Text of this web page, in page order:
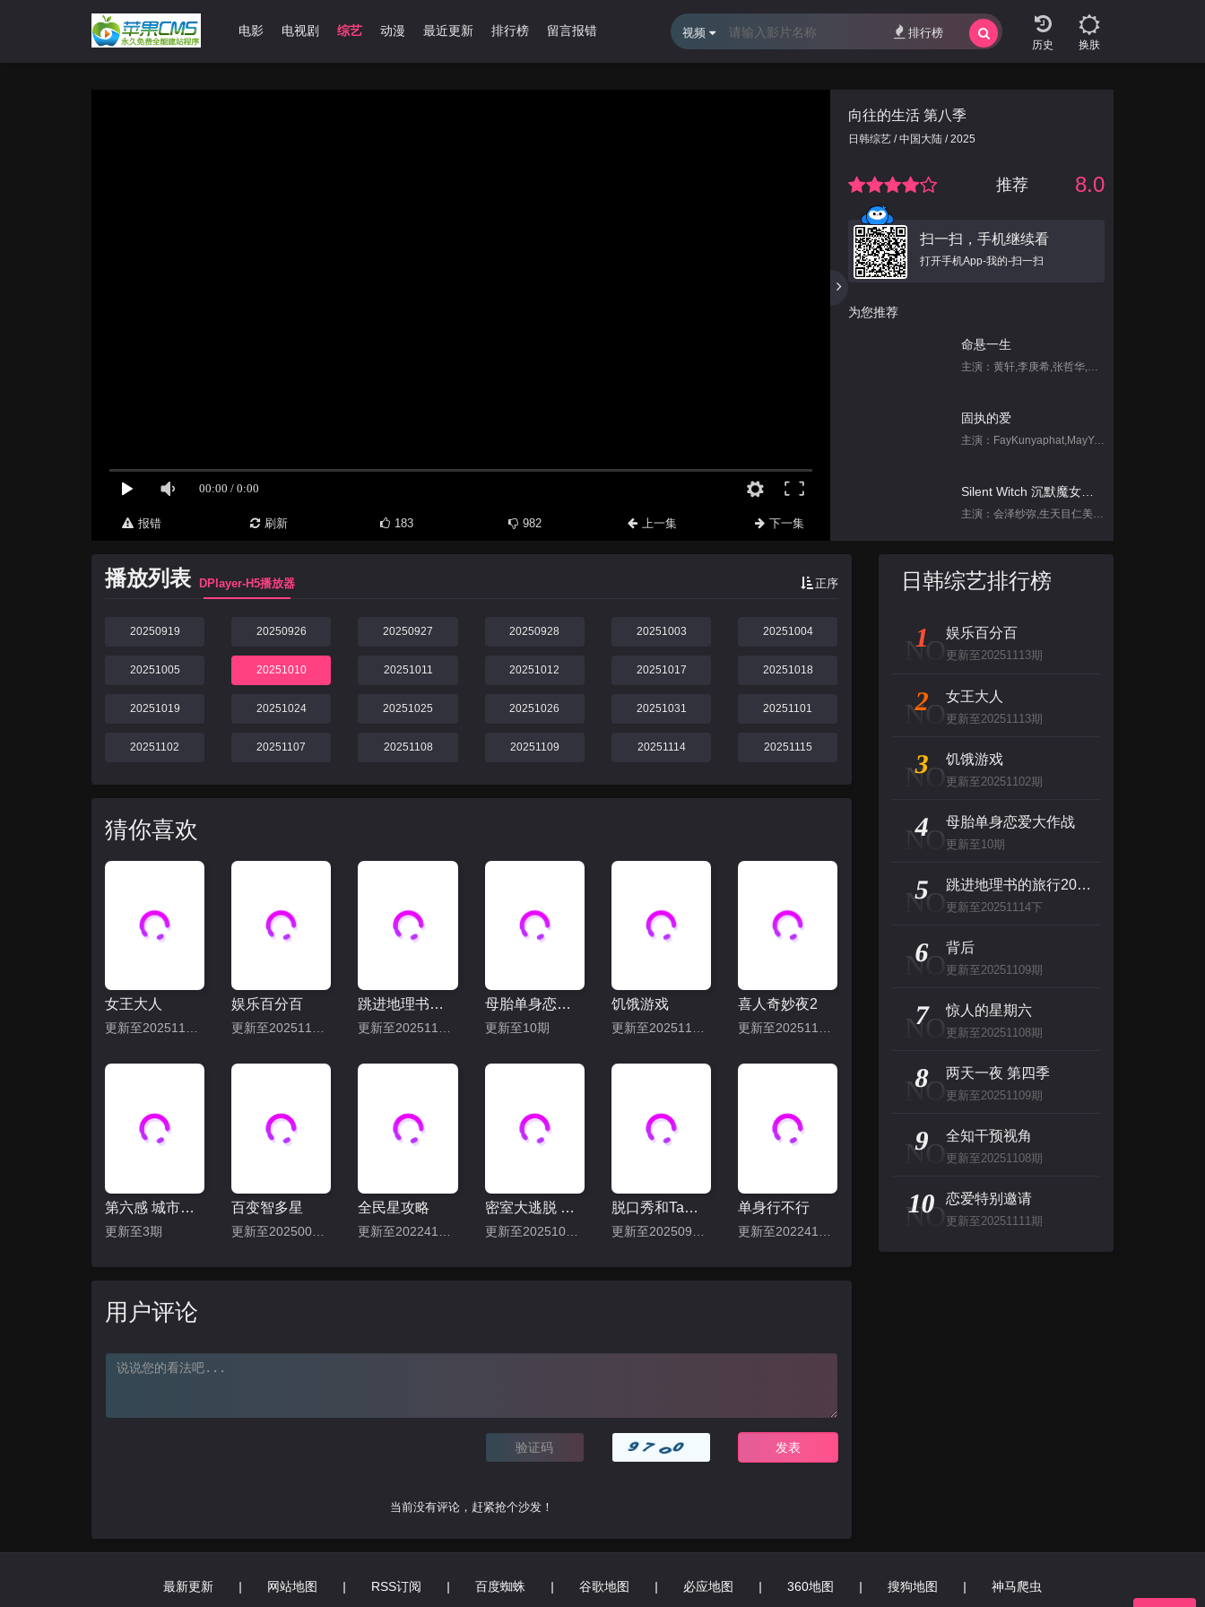
首页 电影 电视剧 综艺 动漫 最近更新 排行榜 留言报错
换肤
视频 排行榜
报错 刷新 183 982 上一集 下一集
向往的生活 第八季
日韩综艺 / 中国大陆 / 2025
推荐 8.0
扫一扫，手机继续看
打开手机App-我的-扫一扫
为您推荐
命悬一生
主演：黄轩,李庚希,张哲华,白宇帆,尹昉,姜珮瑶
固执的爱
主演：FayKunyaphat,MayYada
主演：会泽纱弥,生天目仁美,诹访部顺一,坂田将吾,中岛良
主演：孙协志,王仁甫,许孟哲
主演：不齐男团
背后
创：战纪
惊人的星期六
播放列表 DPlayer-H5播放器 正序
20250919 20250926 20250927 20250928 20251003 20251004
20251005 20251010 20251011 20251012 20251017 20251018
20251019 20251024 20251025 20251026 20251031 20251101
20251102 20251107 20251108 20251109 20251114 20251115
猜你喜欢
女王大人 娱乐百分百 跳进地理书的旅行2025·甘肃篇 母胎单身恋爱大作战
更新至10期
饥饿游戏 喜人奇妙夜2
第六感 城市观光2
更新至3期
百变智多星 全民星攻略 密室大逃脱 第七季
更新至20251001期
脱口秀和Ta的朋友们 第二季 单身行不行
用户评论
当前没有评论，赶紧抢个沙发！
日韩综艺排行榜
NO
1 娱乐百分百
更新至20251113期
NO
2 女王大人
更新至20251113期
NO
3 饥饿游戏
更新至20251102期
NO
4 母胎单身恋爱大作战
更新至10期
NO
5 跳进地理书的旅行2025·甘肃篇
更新至20251114下
NO
6 背后
更新至20251109期
NO
7 惊人的星期六
更新至20251108期
NO
8 两天一夜 第四季
更新至20251109期
NO
9 全知干预视角
更新至20251108期
NO
10 恋爱特别邀请
更新至20251111期
最新更新 | 网站地图 | RSS订阅 | 百度蜘蛛 | 谷歌地图 | 必应地图 | 360地图 | 搜狗地图 | 神马爬虫